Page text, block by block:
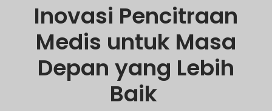
Inovasi Pencitraan
Medis untuk Masa
Depan yang Lebih
Baik